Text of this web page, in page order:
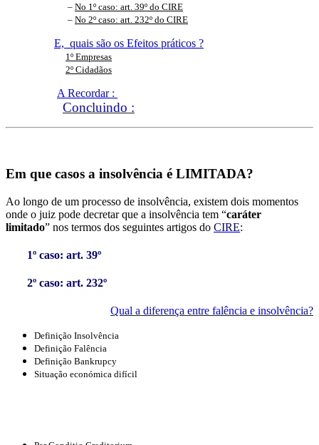
– No 1º caso: art. 39º do CIRE
– No 2º caso: art. 232º do CIRE
E, quais são os Efeitos práticos ?
1º Empresas
2º Cidadãos
A Recordar :
Concluindo :
Em que casos a insolvência é LIMITADA?
Ao longo de um processo de insolvência, existem dois momentos
onde o juiz pode decretar que a insolvência tem “caráter
limitado” nos termos dos seguintes artigos do CIRE:
1º caso: art. 39º
2º caso: art. 232º
Qual a diferença entre falência e insolvência?
Definição Insolvência
Definição Falência
Definição Bankrupcy
Situação económica difícil